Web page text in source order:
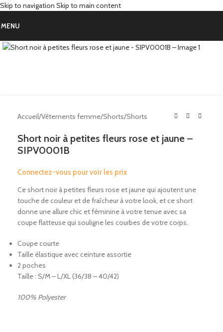
Skip to navigation Skip to main content
MENU
Accueil/Vêtements femme/Shorts/Shorts
Short noir à petites fleurs rose et jaune –
SIPV0001B
Connectez-vous pour voir les prix
Ce short noir à petites fleurs rose et jaune qui ajoutent une
touche de couleur et de fraîcheur à votre look, et ce short
donne une allure chic et féminine à votre tenue avec sa
coupe flatteuse qui souligne les courbes de votre corps.
Coupe courte
Taille élastique avec ceinture assortie
2 poches
Taille : S/M – L/XL (36/38 – 40/42)
100% Polyester